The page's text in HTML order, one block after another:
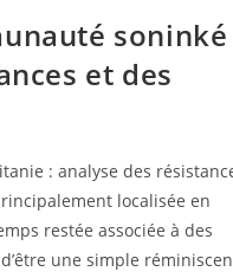
et des
: analyse des
localisée en
restée associée à des
une simple